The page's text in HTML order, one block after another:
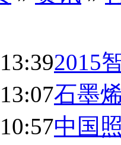
2015
石墨
中国